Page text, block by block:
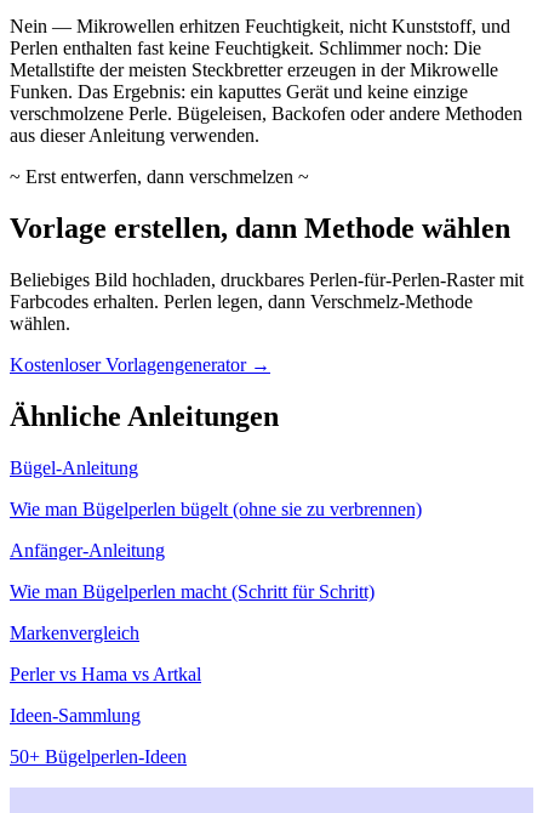
Nein — Mikrowellen erhitzen Feuchtigkeit, nicht Kunststoff, und
Perlen enthalten fast keine Feuchtigkeit. Schlimmer noch: Die
Metallstifte der meisten Steckbretter erzeugen in der Mikrowelle
Funken. Das Ergebnis: ein kaputtes Gerät und keine einzige
verschmolzene Perle. Bügeleisen, Backofen oder andere Methoden
aus dieser Anleitung verwenden.
~ Erst entwerfen, dann verschmelzen ~
Vorlage erstellen, dann Methode wählen
Beliebiges Bild hochladen, druckbares Perlen-für-Perlen-Raster mit
Farbcodes erhalten. Perlen legen, dann Verschmelz-Methode
wählen.
Kostenloser Vorlagengenerator →
Ähnliche Anleitungen
Bügel-Anleitung
Wie man Bügelperlen bügelt (ohne sie zu verbrennen)
Anfänger-Anleitung
Wie man Bügelperlen macht (Schritt für Schritt)
Markenvergleich
Perler vs Hama vs Artkal
Ideen-Sammlung
50+ Bügelperlen-Ideen